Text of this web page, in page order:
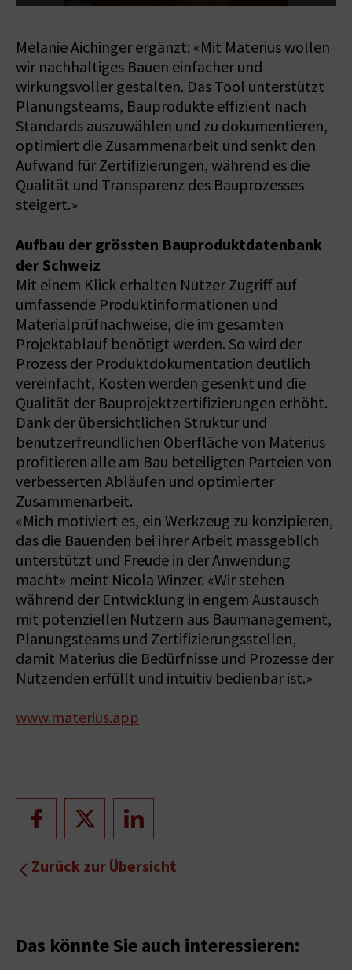
Melanie Aichinger ergänzt: «Mit Materius wollen
wir nachhaltiges Bauen einfacher und
wirkungsvoller gestalten. Das Tool unterstützt
Planungsteams, Bauprodukte effizient nach
Standards auszuwählen und zu dokumentieren,
optimiert die Zusammenarbeit und senkt den
Aufwand für Zertifizierungen, während es die
Qualität und Transparenz des Bauprozesses
steigert.»
Aufbau der grössten Bauproduktdatenbank
der Schweiz
Mit einem Klick erhalten Nutzer Zugriff auf
umfassende Produktinformationen und
Materialprüfnachweise, die im gesamten
Projektablauf benötigt werden. So wird der
Prozess der Produktdokumentation deutlich
vereinfacht, Kosten werden gesenkt und die
Qualität der Bauprojektzertifizierungen erhöht.
Dank der übersichtlichen Struktur und
benutzerfreundlichen Oberfläche von Materius
profitieren alle am Bau beteiligten Parteien von
verbesserten Abläufen und optimierter
Zusammenarbeit.
«Mich motiviert es, ein Werkzeug zu konzipieren,
das die Bauenden bei ihrer Arbeit massgeblich
unterstützt und Freude in der Anwendung
macht» meint Nicola Winzer. «Wir stehen
während der Entwicklung in engem Austausch
mit potenziellen Nutzern aus Baumanagement,
Planungsteams und Zertifizierungsstellen,
damit Materius die Bedürfnisse und Prozesse der
Nutzenden erfüllt und intuitiv bedienbar ist.»
www.materius.app
Zurück zur Übersicht
Das könnte Sie auch interessieren: